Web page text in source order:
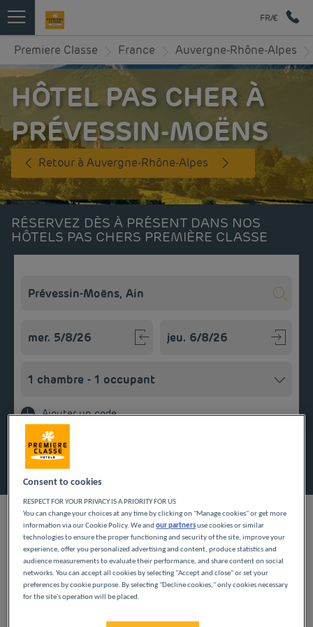
FR/€
Premiere Classe France Auvergne-Rhône-Alpes
HÔTEL PAS CHER À
PRÉVESSIN-MOËNS
Retour à Auvergne-Rhône-Alpes
RÉSERVEZ DÈS À PRÉSENT DANS NOS
HÔTELS PAS CHERS PREMIÈRE CLASSE
Ajouter un code
Vous prévoyez un voyage professionnel ou de loisirs dans l’Ain
? Nos hôtels Première Classe vous accueillent dans un cadre
chaleureux et agréable. Dans notre établissement à Prévessin-
séjour confortable. Posez vos valises dans votre chambre et
Consent to cookies
RESPECT FOR YOUR PRIVACY IS A PRIORITY FOR US
You can change your choices at any time by clicking on "Manage cookies" or get more
information via our Cookie Policy. We andour partnersuse cookies or similar
technologies to ensure the proper functioning and security of the site, improve your
experience, offer you personalized advertising and content, produce statistics and
audience measurements to evaluate their performance, and share content on social
networks. You can accept all cookies by selecting "Accept and close" or set your
preferences by cookie purpose. By selecting "Decline cookies," only cookies necessary
for the site's operation will be placed.